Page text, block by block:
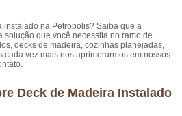
instalado na Petropolis? Saiba que a
solução que você necessita no ramo de
decks de madeira, cozinhas planejadas,
cada vez mais nos aprimorarmos em nossos
Deck de Madeira Instalado